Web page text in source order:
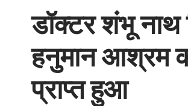
डॉक्टर शंभू नाथ
हनुमान आश्रम
प्राप्त हुआ